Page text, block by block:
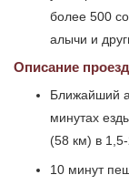
более 500
алычи и
Описание
Ближайший
минутах
(58 км) в
10 минут